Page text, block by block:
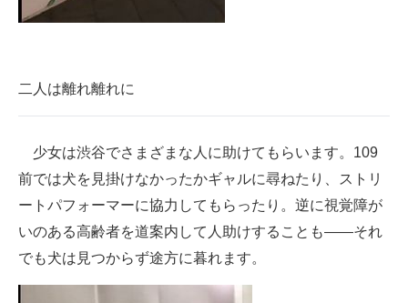
二人は離れ離れに
少女は渋谷でさまざまな人に助けてもらいます。109
前では犬を見掛けなかったかギャルに尋ねたり、ストリ
ートパフォーマーに協力してもらったり。逆に視覚障が
いのある高齢者を道案内して人助けすることも――それ
でも犬は見つからず途方に暮れます。